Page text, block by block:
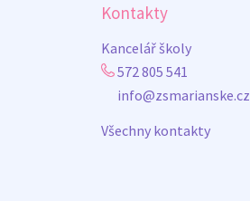
Kontakty
Kancelář školy
572 805 541
info@zsmarianske.cz
Všechny kontakty